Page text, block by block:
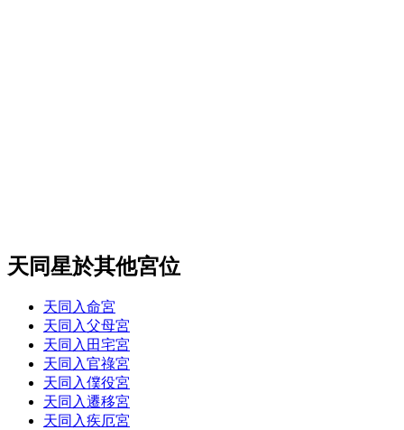
天同星於其他宮位
天同入命宮
天同入父母宮
天同入田宅宮
天同入官祿宮
天同入僕役宮
天同入遷移宮
天同入疾厄宮